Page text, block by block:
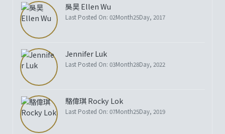
吳昊 Ellen Wu
Last Posted On: 02Month25Day, 2017
Jennifer Luk
Last Posted On: 03Month28Day, 2022
駱偉琪 Rocky Lok
Last Posted On: 07Month25Day, 2019